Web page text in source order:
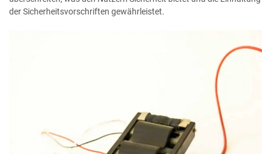
der Sicherheitsvorschriften gewährleistet.